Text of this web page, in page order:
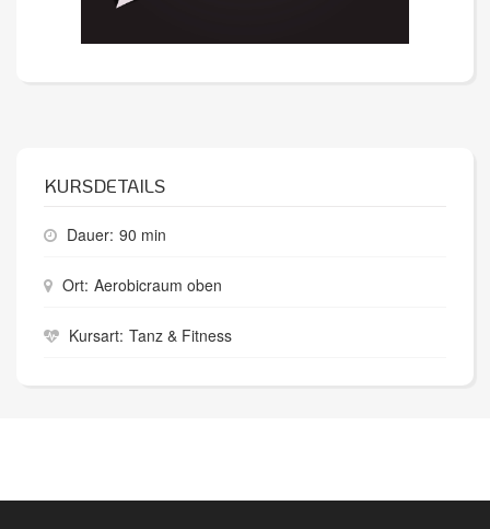
KURSDETAILS
Dauer: 90 min
Ort: Aerobicraum oben
Kursart: Tanz & Fitness